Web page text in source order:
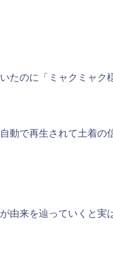
たのに「ミャクミャク
で再生されて土着の
由来を辿っていくと実